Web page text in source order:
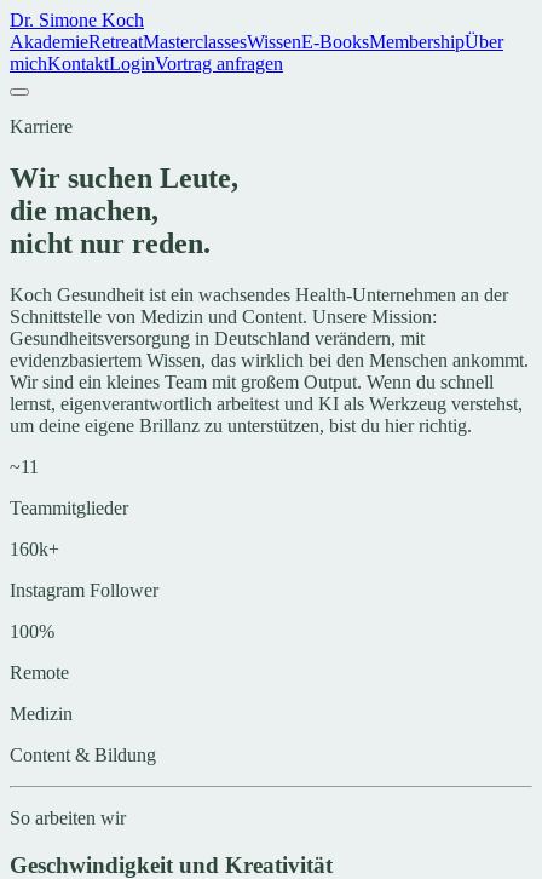
Dr. Simone Koch
AkademieRetreatMasterclassesWissenE-BooksMembershipÜber
michKontaktLoginVortrag anfragen
Karriere
Wir suchen Leute,
die machen,
nicht nur reden.
Koch Gesundheit ist ein wachsendes Health-Unternehmen an der
Schnittstelle von Medizin und Content. Unsere Mission:
Gesundheitsversorgung in Deutschland verändern, mit
evidenzbasiertem Wissen, das wirklich bei den Menschen ankommt.
Wir sind ein kleines Team mit großem Output. Wenn du schnell
lernst, eigenverantwortlich arbeitest und KI als Werkzeug verstehst,
um deine eigene Brillanz zu unterstützen, bist du hier richtig.
~11
Teammitglieder
160k+
Instagram Follower
100%
Remote
Medizin
Content & Bildung
So arbeiten wir
Geschwindigkeit und Kreativität